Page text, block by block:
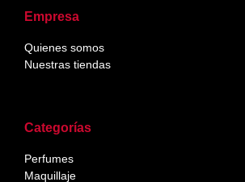
Categorías
Perfumes
Maquillaje
Empresa
Quienes somos
Nuestras tiendas